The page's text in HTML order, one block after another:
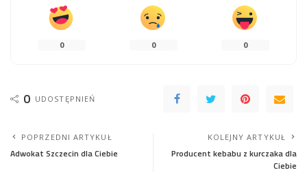
0 0 0
0 UDOSTĘPNIEŃ
POPRZEDNI ARTYKUŁ
Adwokat Szczecin dla Ciebie
KOLEJNY ARTYKUŁ
Producent kebabu z kurczaka dla
Ciebie